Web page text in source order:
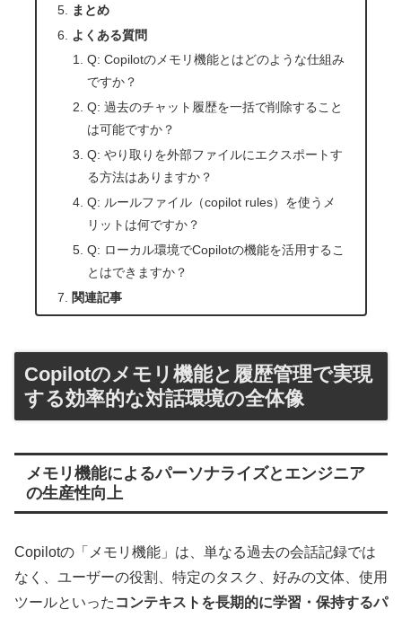
まとめ
よくある質問
Q: Copilotのメモリ機能とはどのような仕組み
ですか？
Q: 過去のチャット履歴を一括で削除すること
は可能ですか？
Q: やり取りを外部ファイルにエクスポートす
る方法はありますか？
Q: ルールファイル（copilot rules）を使うメ
リットは何ですか？
Q: ローカル環境でCopilotの機能を活用するこ
とはできますか？
関連記事
Copilotのメモリ機能と履歴管理で実現
する効率的な対話環境の全体像
メモリ機能によるパーソナライズとエンジニア
の生産性向上
Copilotの「メモリ機能」は、単なる過去の会話記録では
なく、ユーザーの役割、特定のタスク、好みの文体、使用
ツールといった コンテキストを長期的に学習・保持するパ